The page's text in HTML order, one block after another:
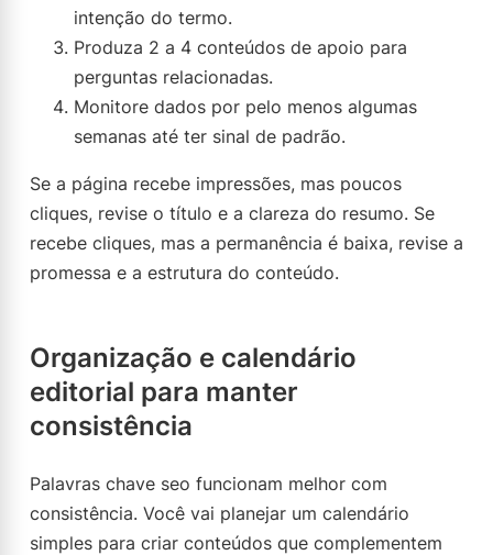
intenção do termo.
Produza 2 a 4 conteúdos de apoio para
perguntas relacionadas.
Monitore dados por pelo menos algumas
semanas até ter sinal de padrão.
Se a página recebe impressões, mas poucos
cliques, revise o título e a clareza do resumo. Se
recebe cliques, mas a permanência é baixa, revise a
promessa e a estrutura do conteúdo.
Organização e calendário
editorial para manter
consistência
Palavras chave seo funcionam melhor com
consistência. Você vai planejar um calendário
simples para criar conteúdos que complementem